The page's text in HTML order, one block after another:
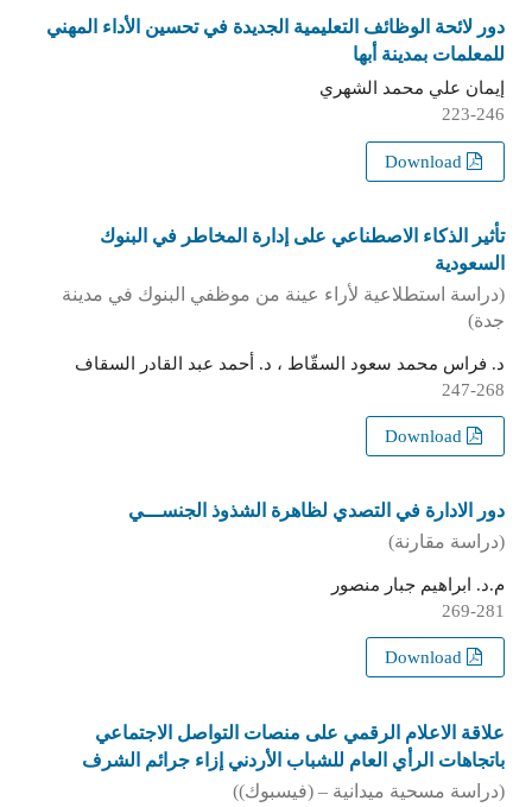
دور لائحة الوظائف التعليمية الجديدة في تحسين الأداء المهني
للمعلمات بمدينة أبها
إيمان علي محمد الشهري
223-246
تأثير الذكاء الاصطناعي على إدارة المخاطر في البنوك
السعودية
(دراسة استطلاعية لأراء عينة من موظفي البنوك في مدينة
جدة)
د. فراس محمد سعود السقّاط ، د. أحمد عبد القادر السقاف
247-268
دور الادارة في التصدي لظاهرة الشذوذ الجنســـي
(دراسة مقارنة)
م.د. ابراهيم جبار منصور
269-281
Download
علاقة الاعلام الرقمي على منصات التواصل الاجتماعي
باتجاهات الرأي العام للشباب الأردني إزاء جرائم الشرف
(دراسة مسحية ميدانية – (فيسبوك))